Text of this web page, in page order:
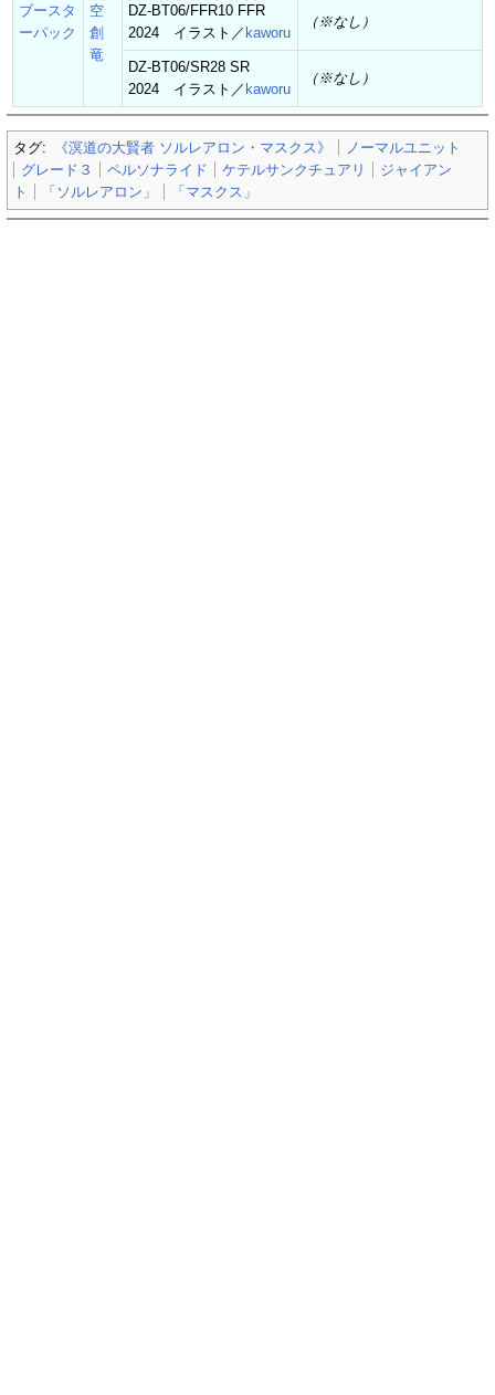
ブースタ
ーパック
空
創
竜
DZ-BT06/FFR10 FFR
2024 イラスト／kaworu
（※なし）
DZ-BT06/SR28 SR
2024 イラスト／kaworu
（※なし）
タグ: 《溟道の大賢者 ソルレアロン・マスクス》
ノーマルユニット
グレード３
ペルソナライド ケテルサンクチュアリ
ジャイアン
ト
「ソルレアロン」 「マスクス」